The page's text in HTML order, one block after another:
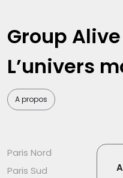
Group Alive
L’univers
A propos
Paris Nord
Paris Sud